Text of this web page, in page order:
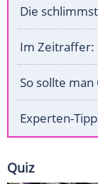
Die
Im Zeitraffer:
So sollte
Experten-
Quiz